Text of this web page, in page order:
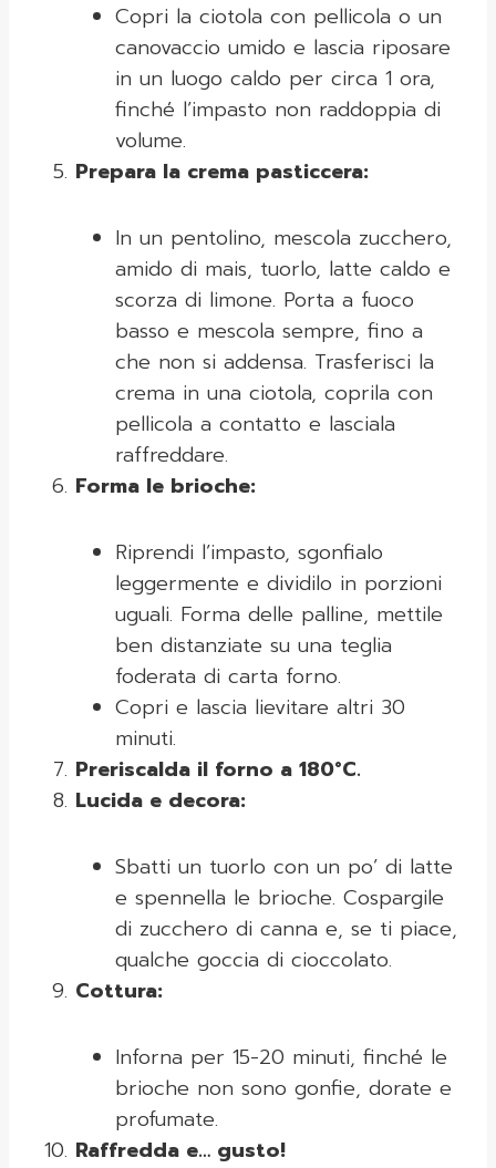
Copri la ciotola con pellicola o un
canovaccio umido e lascia riposare
in un luogo caldo per circa 1 ora,
finché l’impasto non raddoppia di
volume.
Prepara la crema pasticcera:
In un pentolino, mescola zucchero,
amido di mais, tuorlo, latte caldo e
scorza di limone. Porta a fuoco
basso e mescola sempre, fino a
che non si addensa. Trasferisci la
crema in una ciotola, coprila con
pellicola a contatto e lasciala
raffreddare.
Forma le brioche:
Riprendi l’impasto, sgonfialo
leggermente e dividilo in porzioni
uguali. Forma delle palline, mettile
ben distanziate su una teglia
foderata di carta forno.
Copri e lascia lievitare altri 30
minuti.
Preriscalda il forno a 180°C.
Lucida e decora:
Sbatti un tuorlo con un po’ di latte
e spennella le brioche. Cospargile
di zucchero di canna e, se ti piace,
qualche goccia di cioccolato.
Cottura:
Inforna per 15-20 minuti, finché le
brioche non sono gonfie, dorate e
profumate.
Raffredda e… gusto!